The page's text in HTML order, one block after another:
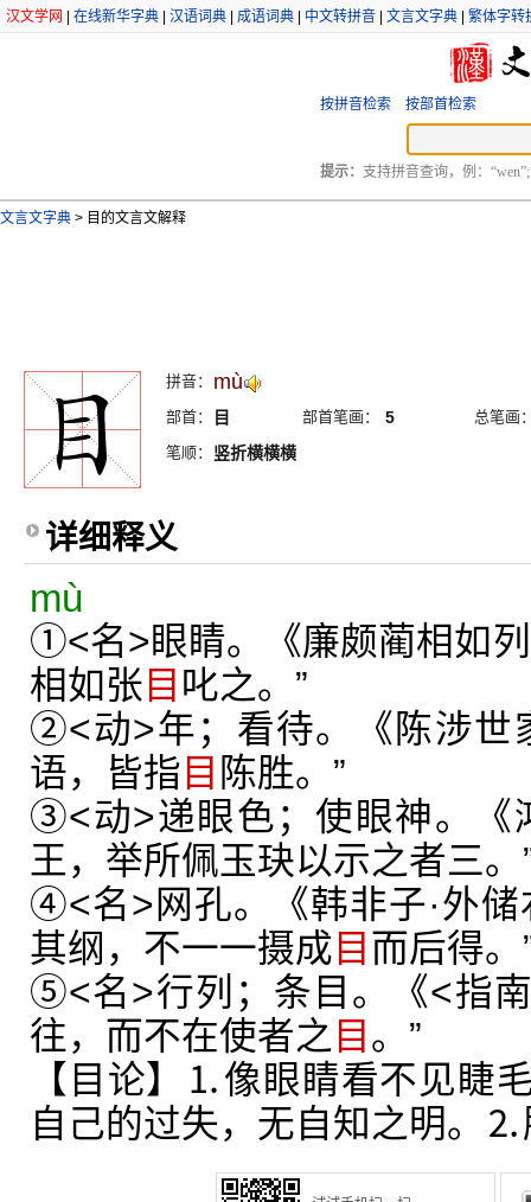
汉文学网 在线新华字典 汉语词典 成语词典 中文转拼音 文言文字典 繁体字转
按拼音检索 按部首检索
提示： 支持拼音查询，例：
文言文字典 > 目的文言文解释
拼音： mù
部首： 目 部首笔画： 5
总笔画
笔顺：
竖折横横横
详细释义
mù
①<名>眼睛。《廉颇蔺相如
相如张 目 叱之。”
②<动>年；看待。《陈涉世
语，皆指 目 陈胜。”
③<动>递眼色；使眼神。《
王，举所佩玉玦以示之者三。
④<名>网孔。《韩非子·外储
其纲，不一一摄成 目 而后得。
⑤<名>行列；条目。《<指
往，而不在使者之 目 。”
【目论】⒈像眼睛看不见睫
自己的过失，无自知之明。